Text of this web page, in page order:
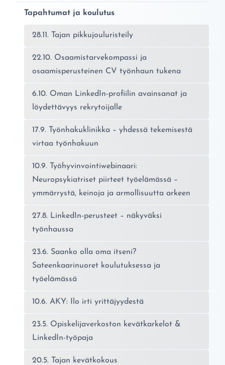
Tapahtumat ja koulutus
28.11. Tajan pikkujouluristeily
22.10. Osaamistarvekompassi ja
osaamisperusteinen CV työnhaun tukena
6.10. Oman LinkedIn-profiilin avainsanat ja
löydettävyys rekrytoijalle
17.9. Työnhakuklinikka – yhdessä tekemisestä
virtaa työnhakuun
10.9. Työhyvinvointiwebinaari:
Neuropsykiatriset piirteet työelämässä –
ymmärrystä, keinoja ja armollisuutta arkeen
27.8. LinkedIn-perusteet – näkyväksi
työnhaussa
23.6. Saanko olla oma itseni?
Sateenkaarinuoret koulutuksessa ja
työelämässä
10.6. AKY: Ilo irti yrittäjyydestä
23.5. Opiskelijaverkoston kevätkarkelot &
LinkedIn-työpaja
20.5. Tajan kevätkokous